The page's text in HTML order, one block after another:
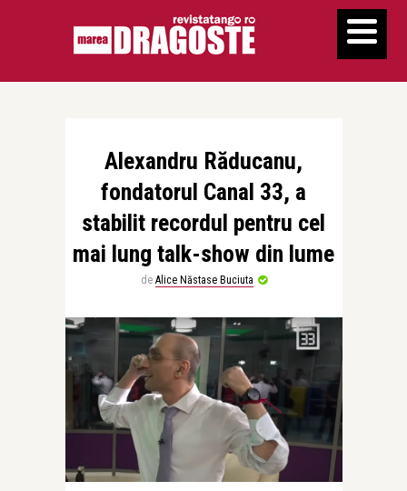
Alexandru Răducanu,
fondatorul Canal 33, a
stabilit recordul pentru cel
mai lung talk-show din lume
de Alice Năstase Buciuta